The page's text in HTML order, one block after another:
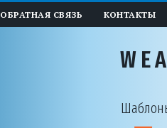
ОБРАТНАЯ СВЯЗЬ КОНТАКТЫ